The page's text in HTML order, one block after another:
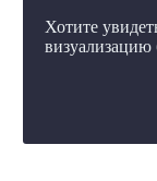
Хотите
визуализацию